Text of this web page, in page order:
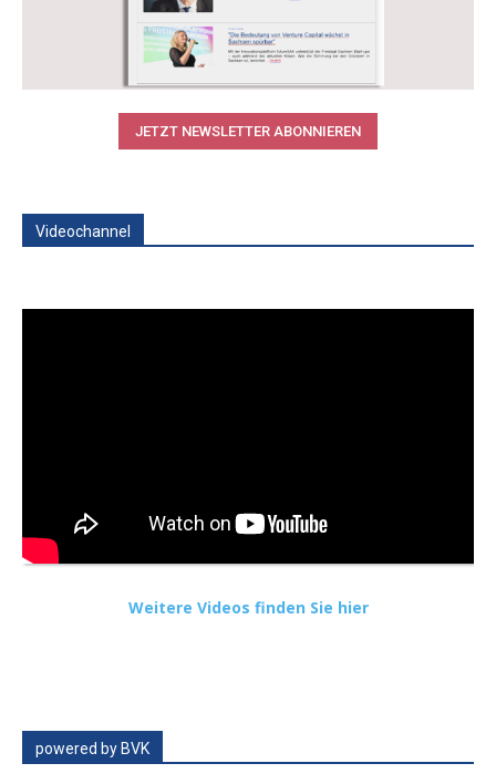
JETZT NEWSLETTER ABONNIEREN
Videochannel
Weitere Videos finden Sie hier
powered by BVK